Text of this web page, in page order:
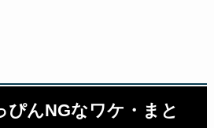
ぴんNGなワケ・まと